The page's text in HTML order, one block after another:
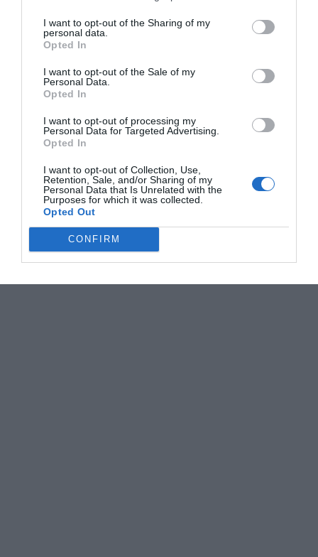
I want to opt-out of the Sharing of my
personal data.
Opted In
I want to opt-out of the Sale of my
Personal Data.
Opted In
I want to opt-out of processing my
Personal Data for Targeted Advertising.
Opted In
I want to opt-out of Collection, Use,
Retention, Sale, and/or Sharing of my
Personal Data that Is Unrelated with the
Purposes for which it was collected.
Opted Out
CONFIRM